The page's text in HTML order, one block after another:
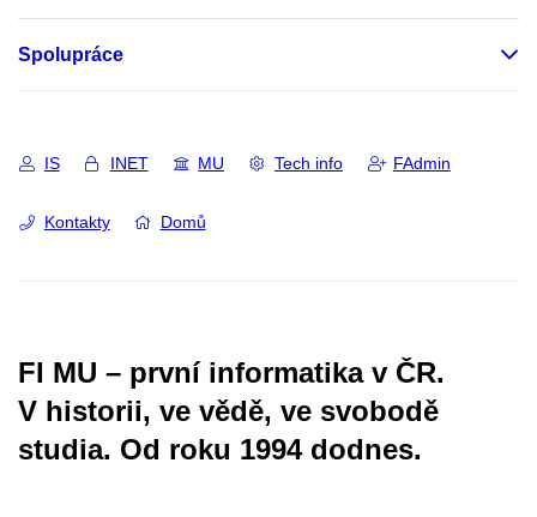
Spolupráce
IS INET MU Tech info FAdmin
Kontakty Domů
FI MU – první informatika v ČR.
V historii, ve vědě, ve svobodě
studia. Od roku 1994 dodnes.